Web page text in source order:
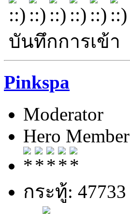
บันทึกการเข้า
Pinkspa
Moderator
Hero Member
กระทู้: 47733